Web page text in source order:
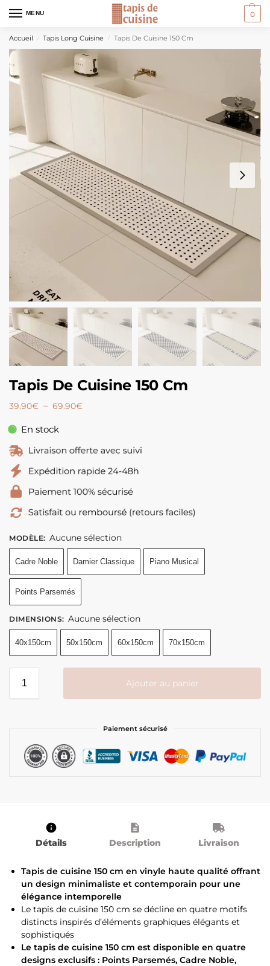
MENU 0
Accueil / Tapis Long Cuisine / Tapis De Cuisine 150 Cm
Tapis De Cuisine 150 Cm
39.90€ – 69.90€
En stock
MODÈLE: Aucune sélection
Cadre Noble Damier Classique Piano Musical
Points Parsemés
DIMENSIONS: Aucune sélection
40x150cm 50x150cm 60x150cm 70x150cm
Ajouter au panier
Paiement sécurisé
Détails Description Livraison
Tapis de cuisine 150 cm en vinyle haute qualité offrant
un design minimaliste et contemporain pour une
élégance intemporelle
Le tapis de cuisine 150 cm se décline en quatre motifs
distincts inspirés d’éléments graphiques élégants et
sophistiqués
Le tapis de cuisine 150 cm est disponible en quatre
designs exclusifs : Points Parsemés, Cadre Noble,